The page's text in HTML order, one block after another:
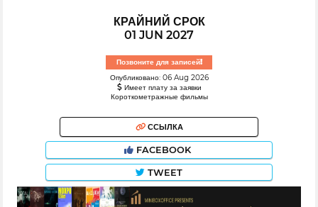
КРАЙНИЙ СРОК
01 JUN 2027
Позвоните для записей!
Опубликовано: 06 Aug 2026
Имеет плату за заявки
Короткометражные фильмы
ССЫЛКА
FACEBOOK
TWEET